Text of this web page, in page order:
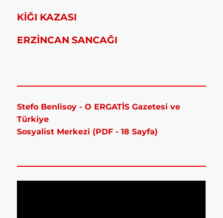
KİĞI KAZASI
ERZİNCAN SANCAĞI
Stefo Benlisoy - O ERGATİS Gazetesi ve
Türkiye
Sosyalist Merkezi (PDF - 18 Sayfa)